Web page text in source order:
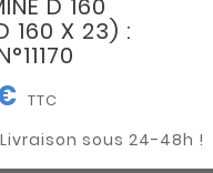
D 160
160 X 23) :
TTC